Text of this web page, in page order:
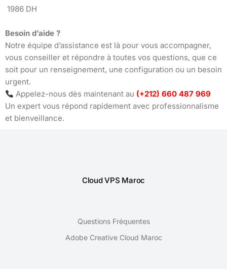
1986 DH
Besoin d’aide ?
Notre équipe d’assistance est là pour vous accompagner,
vous conseiller et répondre à toutes vos questions, que ce
soit pour un renseignement, une configuration ou un besoin
urgent.
Appelez-nous dès maintenant au (+212) 660 487 969
Un expert vous répond rapidement avec professionnalisme
et bienveillance.
Cloud VPS Maroc
Questions Fréquentes
Adobe Creative Cloud Maroc